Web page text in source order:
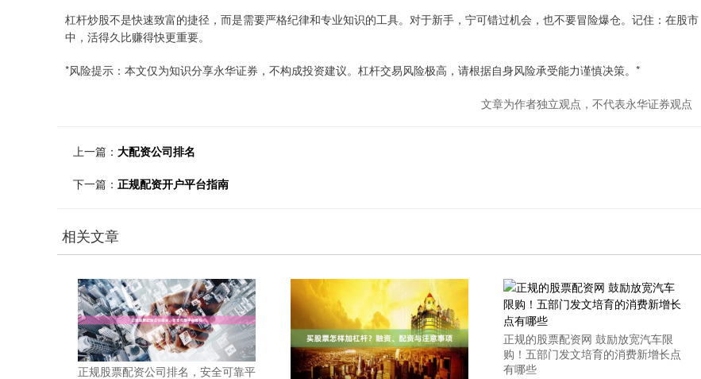
杠杆炒股不是快速致富的捷径，而是需要严格纪律和专业知识的工具。对于新手，宁可错过机会，也不要冒险爆仓。记住：在股市
中，活得久比赚得快更重要。
*风险提示：本文仅为知识分享永华证券，不构成投资建议。杠杆交易风险极高，请根据自身风险承受能力谨慎决策。*
文章为作者独立观点，不代表永华证券观点
上一篇： 大配资公司排名
下一篇： 正规配资开户平台指南
相关文章
正规股票配资公司排名，安全可靠平
正规的股票配资网 鼓励放宽汽车限
购！五部门发文培育的消费新增长点
有哪些